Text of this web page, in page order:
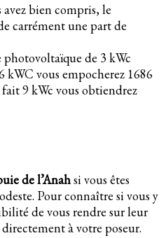
avez bien compris, le
carrément une part de
de 3 kWc
vous empocherez 1686
9 kWc vous obtiendrez
de l’Anahsi vous êtes
Pour connaître si vous y
de vous rendre sur leur
à votre poseur.